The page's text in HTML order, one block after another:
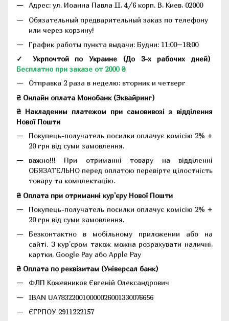
Адрес: ул. Иоанна Павла II, 4/6 корп. В, Киев, 02000
Обязательный предварительный заказ по телефону
или через корзину!
График работы пункта выдачи: Будни: 11:00–18:00
✓ Укрпочтой по Украине (До 3-х рабочих дней)
Бесплатно при заказе от 2000 ₴
Отправка 2 раза в неделю: вторник и четверг
₴ Онлайн оплата Монобанк (Эквайринг)
₴ Накладеним платежом при самовивозі з відділення
Нової Пошти
Покупець-получатель посилки оплачує комісію 2% +
20 грн від суми замовлення.
важно!!! При отриманні товару на відділенні
ОБЯЗАТЕЛЬНО перед оплатою перевірте цілостність
товару та комплектацію.
₴ Оплата при отриманні кур'єру Нової Пошти
Покупець-получатель посилки оплачує комісію 2% +
20 грн від суми замовлення.
Безконтактно в мобільному приложении або на
сайті. З кур'єром також можна розрахувати наличні,
картки, Google Pay або Apple Pay
₴ Оплата по реквізитам (Універсал банк)
ФЛП Кожевников Євгеній Олександрович
IBAN UA783220010000026001330076656
ЄГРПОУ 2911222157